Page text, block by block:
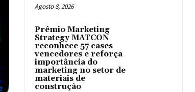
Agosto 8, 2026
Prêmio Marketing
Strategy MATCON
reconhece 57 cases
vencedores e reforça
importância do
marketing no setor de
materiais de
construção